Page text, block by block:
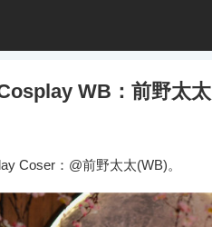
WB：前野太太
：@前野太太(WB)。